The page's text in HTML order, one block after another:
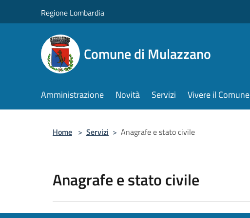
Regione Lombardia
Comune di Mulazzano
Amministrazione Novità Servizi Vivere il Comune
Home > Servizi > Anagrafe e stato civile
Anagrafe e stato civile